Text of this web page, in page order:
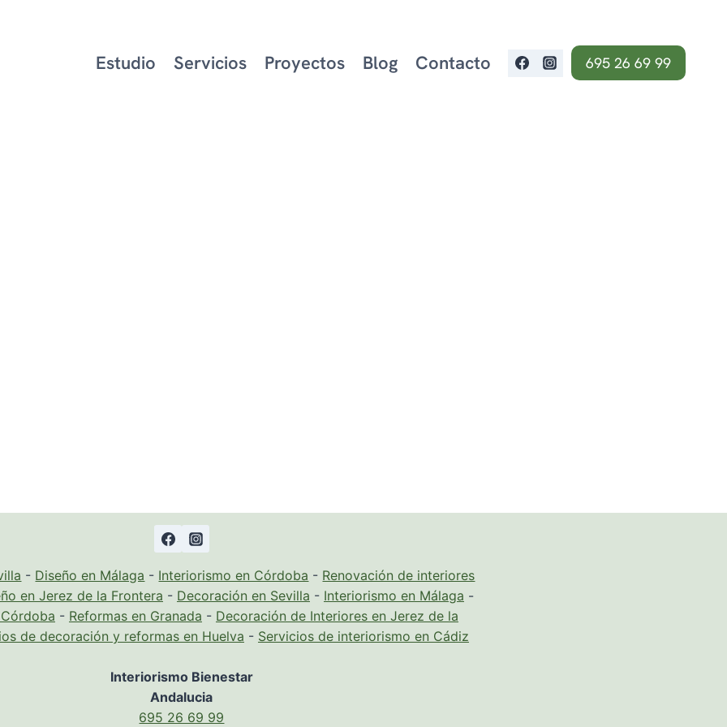
Estudio Servicios Proyectos Blog Contacto 695 26 69 99
- Diseño en Málaga - Interiorismo en Córdoba - Renovación de interiores
en Jerez de la Frontera - Decoración en Sevilla - Interiorismo en Málaga -
- Reformas en Granada - Decoración de Interiores en Jerez de la
de decoración y reformas en Huelva - Servicios de interiorismo en Cádiz
Interiorismo Bienestar
Andalucia
695 26 69 99